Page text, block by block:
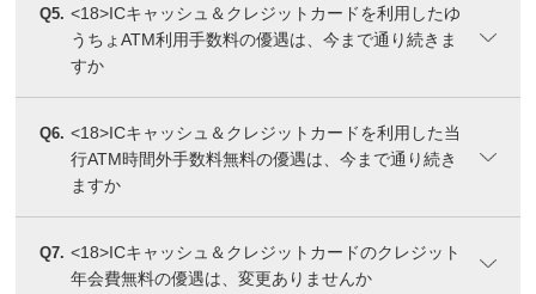
Q5. <18>ICキャッシュ＆クレジットカードを利用したゆ
うちょATM利用手数料の優遇は、今まで通り続きま
すか
Q6. <18>ICキャッシュ＆クレジットカードを利用した当
行ATM時間外手数料無料の優遇は、今まで通り続き
ますか
Q7. <18>ICキャッシュ＆クレジットカードのクレジット
年会費無料の優遇は、変更ありませんか